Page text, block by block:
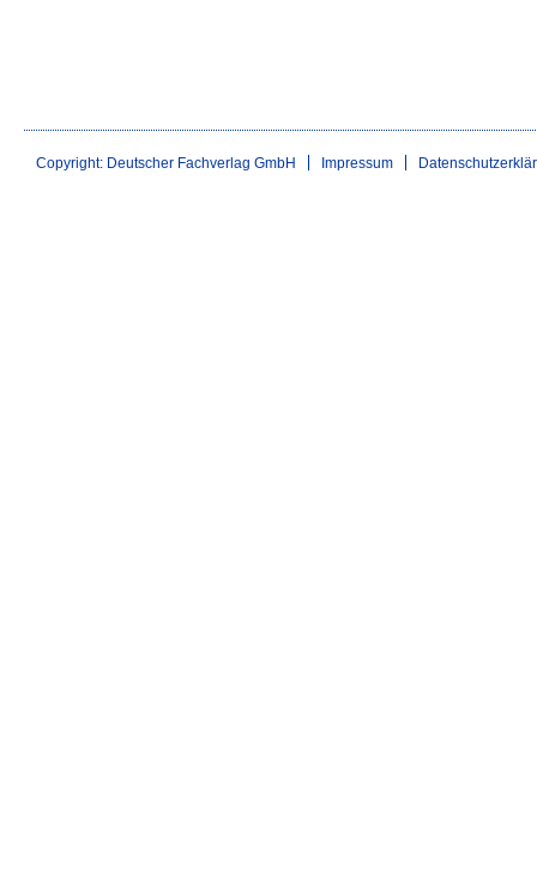
Copyright: Deutscher Fachverlag GmbH Impressum